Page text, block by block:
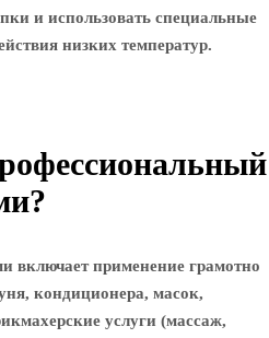
и использовать специальные
низких температур.
включает применение грамотно
кондиционера, масок,
услуги (массаж,